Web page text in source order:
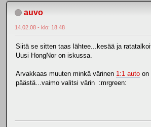
auvo
14.02.08 - klo: 18.48
Siitä se sitten taas lähtee...kesää ja
Uusi HongNor on iskussa.
Arvakkaas muuten minkä värinen 1:1 auto on
päästä...vaimo valitsi värin :mrgreen: